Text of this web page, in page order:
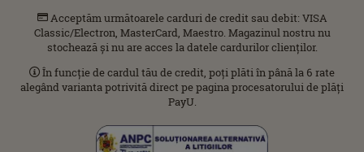
Acceptăm următoarele carduri de credit sau debit: VISA
Classic/Electron, MasterCard, Maestro. Magazinul nostru nu
stochează și nu are acces la datele cardurilor clienților.
În funcție de cardul tău de credit, poți plăti în până la 6 rate
alegând varianta potrivită direct pe pagina procesatorului de plăți
PayU.